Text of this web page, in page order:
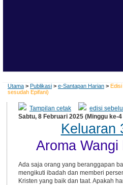
Utama > Publikasi > e-Santapan Harian >
sesudah Epifani)
Tampilan cetak edisi
Sabtu, 8 Februari 2025 (Minggu ke-
Keluaran
Aroma Wangi
Ada saja orang yang beranggapan
mengikuti ibadah dan memberi
Kristen yang baik dan taat. Apakah